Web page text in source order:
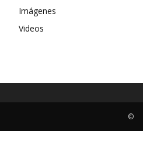
Imágenes
Videos
©